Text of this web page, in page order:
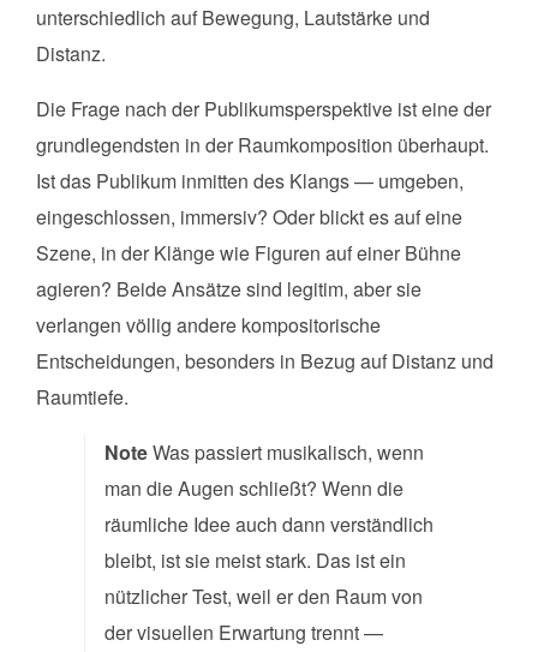
unterschiedlich auf Bewegung, Lautstärke und
Distanz.
Die Frage nach der Publikumsperspektive ist eine der
grundlegendsten in der Raumkomposition überhaupt.
Ist das Publikum inmitten des Klangs — umgeben,
eingeschlossen, immersiv? Oder blickt es auf eine
Szene, in der Klänge wie Figuren auf einer Bühne
agieren? Beide Ansätze sind legitim, aber sie
verlangen völlig andere kompositorische
Entscheidungen, besonders in Bezug auf Distanz und
Raumtiefe.
NoteWas passiert musikalisch, wenn
man die Augen schließt? Wenn die
räumliche Idee auch dann verständlich
bleibt, ist sie meist stark. Das ist ein
nützlicher Test, weil er den Raum von
der visuellen Erwartung trennt —